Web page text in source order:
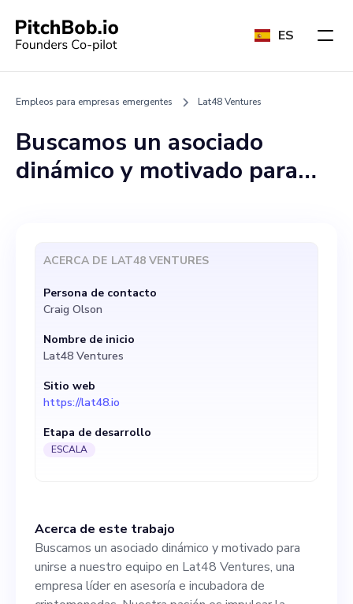
ES
Empleos para empresas emergentes Lat48 Ventures
Buscamos un asociado
dinámico y motivado para
empresa líder en asesoría e
incubadora de
criptomonedas. Nuestra
pasión es impulsar la
transformación digital, dar
forma al futuro de la
tecnología blockchain y
promover la adopción
responsabilidades incluirían
trabajar directamente con
proyectos, bolsas y fondos
Acerca de este trabajo
Buscamos un asociado dinámico y motivado para
unirse a nuestro equipo en Lat48 Ventures, una
empresa líder en asesoría e incubadora de
ACERCA DE LAT48 VENTURES
Persona de contacto
Craig Olson
Nombre de inicio
Lat48 Ventures
Sitio web
https://lat48.io
Etapa de desarrollo
ESCALA